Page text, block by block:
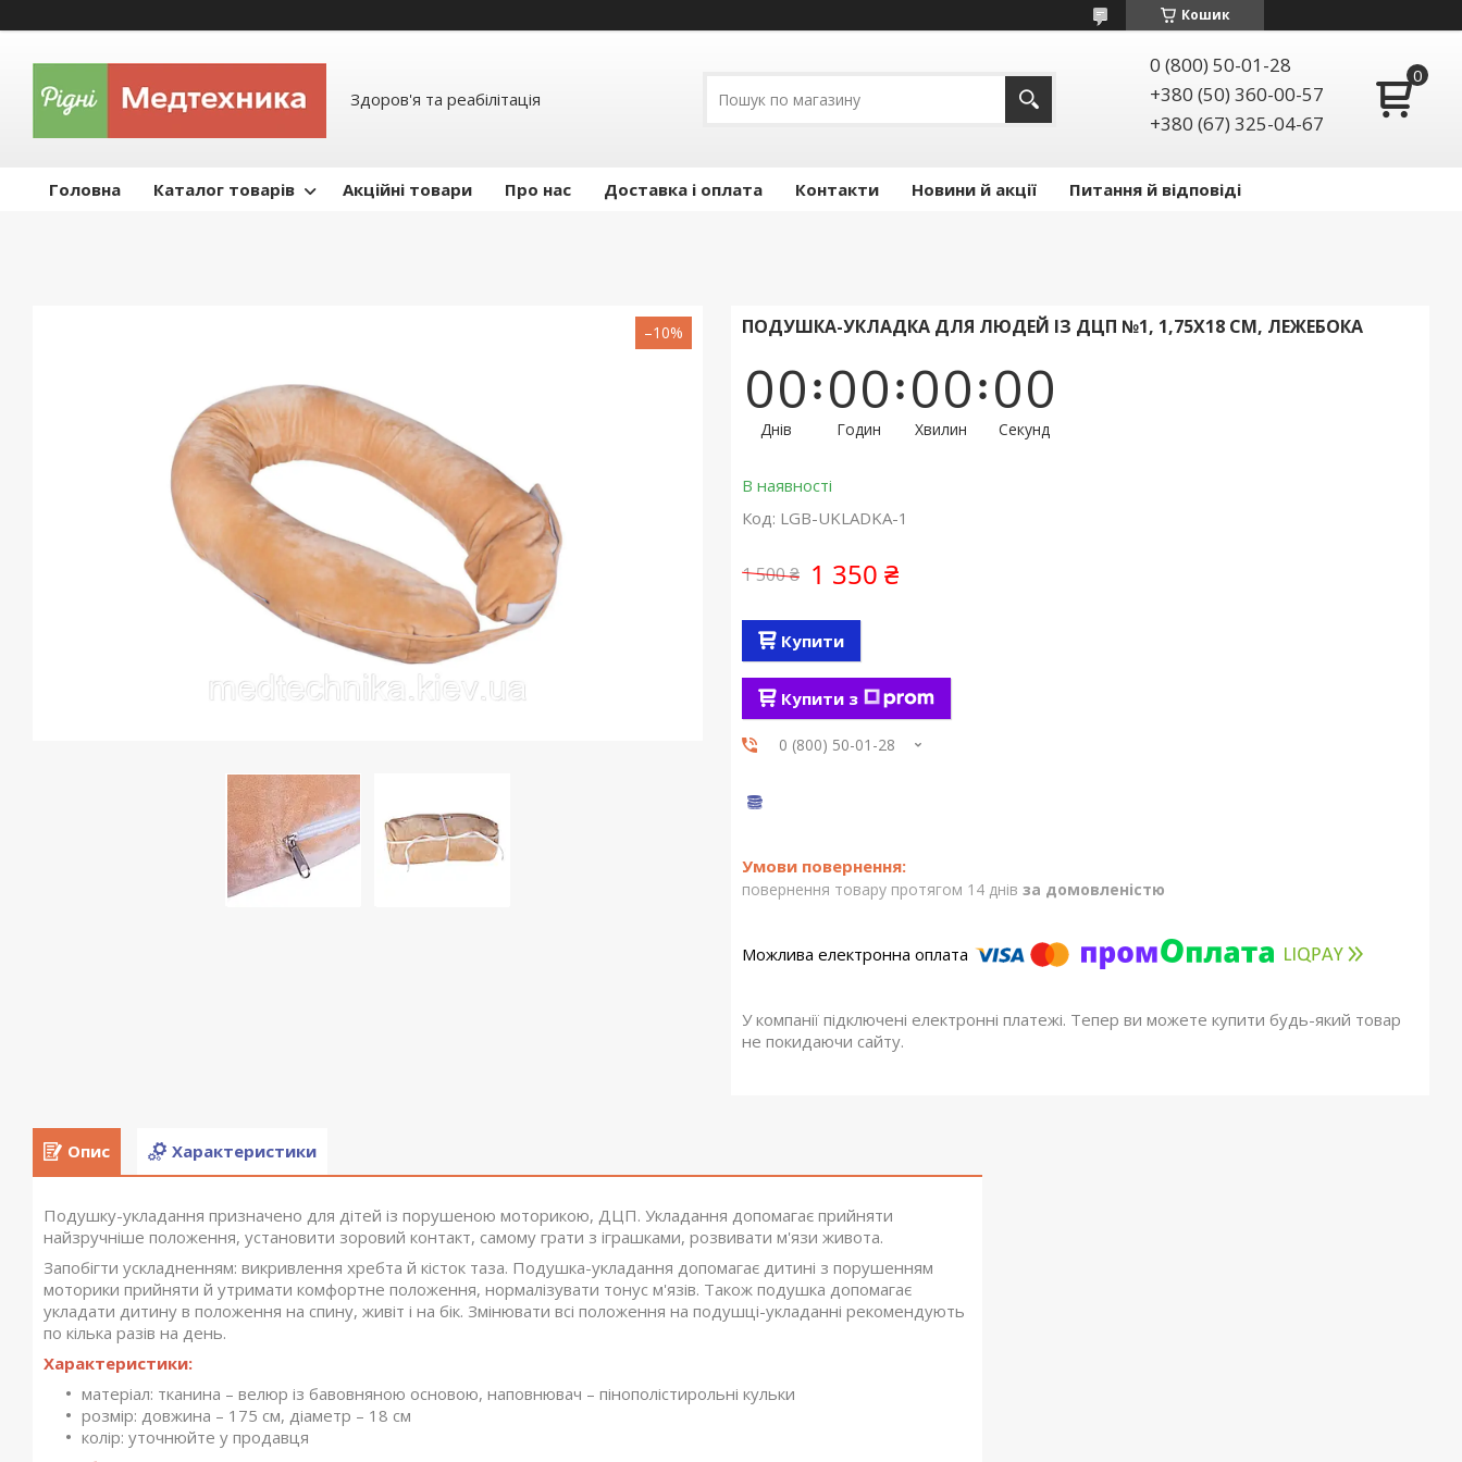
Кошик
Здоров'я та реабілітація
0 (800) 50-01-28
+380 (50) 360-00-57
+380 (67) 325-04-67
Головна Каталог товарів Акційні товари Про нас Доставка і оплата Контакти Новини й акції Питання й відповіді
–10% ПОДУШКА-УКЛАДКА ДЛЯ ЛЮДЕЙ ІЗ ДЦП №1, 1,75Х18 СМ, ЛЕЖЕБОКА
00
Днів
00
Годин
00
Хвилин
00
Секунд
В наявності
Код: LGB-UKLADKA-1
1 500 ₴ 1 350 ₴
Купити
Купити з
0 (800) 50-01-28
повернення товару протягом 14 днів за домовленістю
У компанії підключені електронні платежі. Тепер ви можете купити будь-який товар
не покидаючи сайту.
Опис Характеристики
Подушку-укладання призначено для дітей із порушеною моторикою, ДЦП. Укладання допомагає прийняти
найзручніше положення, установити зоровий контакт, самому грати з іграшками, розвивати м'язи живота.
Запобігти ускладненням: викривлення хребта й кісток таза. Подушка-укладання допомагає дитині з порушенням
моторики прийняти й утримати комфортне положення, нормалізувати тонус м'язів. Також подушка допомагає
укладати дитину в положення на спину, живіт і на бік. Змінювати всі положення на подушці-укладанні рекомендують
по кілька разів на день.
Характеристики:
матеріал: тканина – велюр із бавовняною основою, наповнювач – пінополістирольні кульки
розмір: довжина – 175 см, діаметр – 18 см
колір: уточнюйте у продавця